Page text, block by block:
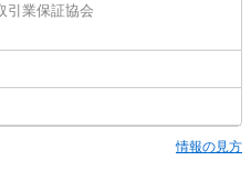
引業保証協会
情報の見方